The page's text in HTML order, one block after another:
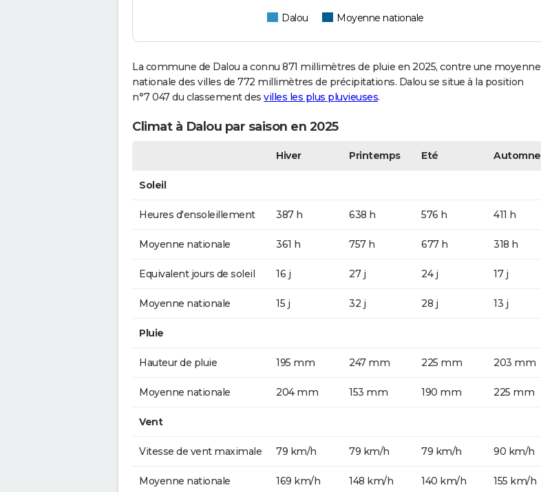
Dalou Moyenne nationale
La commune de Dalou a connu 871 millimètres de pluie en 2025, contre une moyenne
nationale des villes de 772 millimètres de précipitations. Dalou se situe à la position
n°7 047 du classement des villes les plus pluvieuses.
Climat à Dalou par saison en 2025
Hiver Printemps Eté Automne
Soleil
Heures d'ensoleillement 387 h 638 h 576 h 411 h
Moyenne nationale 361 h 757 h 677 h 318 h
Equivalent jours de soleil 16 j 27 j 24 j 17 j
Moyenne nationale 15 j 32 j 28 j 13 j
Pluie
Hauteur de pluie 195 mm 247 mm 225 mm 203 mm
Moyenne nationale 204 mm 153 mm 190 mm 225 mm
Vent
Vitesse de vent maximale 79 km/h 79 km/h 79 km/h 90 km/h
Moyenne nationale 169 km/h 148 km/h 140 km/h 155 km/h